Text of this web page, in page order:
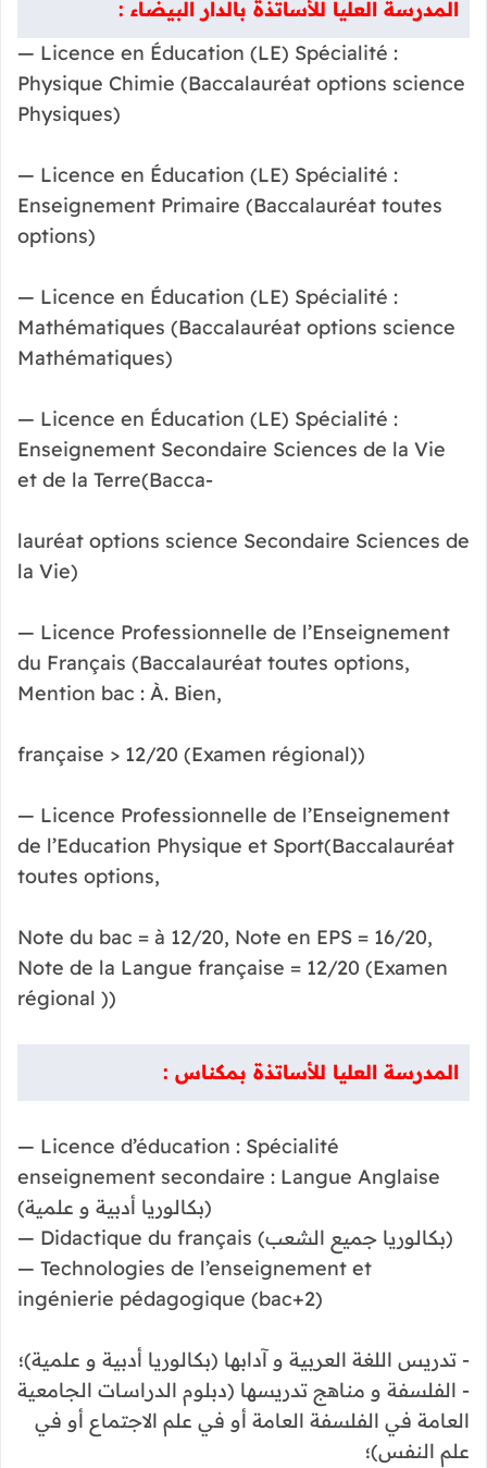
المدرسة العليا للأساتذة بالدار البيضاء :
— Licence en Éducation (LE) Spécialité :
Physique Chimie (Baccalauréat options science
Physiques)
— Licence en Éducation (LE) Spécialité :
Enseignement Primaire (Baccalauréat toutes
options)
— Licence en Éducation (LE) Spécialité :
Mathématiques (Baccalauréat options science
Mathématiques)
— Licence en Éducation (LE) Spécialité :
Enseignement Secondaire Sciences de la Vie
et de la Terre(Bacca-
lauréat options science Secondaire Sciences de
la Vie)
— Licence Professionnelle de l’Enseignement
du Français (Baccalauréat toutes options,
Mention bac : À. Bien,
française > 12/20 (Examen régional))
— Licence Professionnelle de l’Enseignement
de l’Education Physique et Sport(Baccalauréat
toutes options,
Note du bac = à 12/20, Note en EPS = 16/20,
Note de la Langue française = 12/20 (Examen
régional ))
المدرسة العليا للأساتذة بمكناس :
— Licence d’éducation : Spécialité
enseignement secondaire : Langue Anglaise
(بكالوريا أدبية و علمية)
— Didactique du français (بكالوريا جميع الشعب)
— Technologies de l’enseignement et
ingénierie pédagogique (bac+2)
- تدريس اللغة العربية و آدابها (بكالوريا أدبية و علمية)؛
- الفلسفة و مناهج تدريسها (دبلوم الدراسات الجامعية
العامة في الفلسفة العامة أو في علم الاجتماع أو في
علم النفس)؛